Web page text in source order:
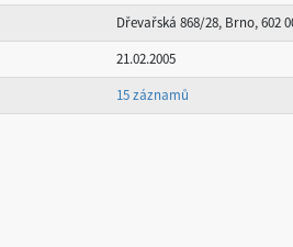
Dřevařská 868/28, Brno, 602
21.02.2005
15 záznamů